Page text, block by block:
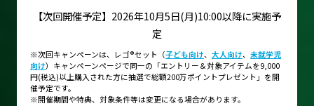
【次回開催予定】2026年10月5日(月)10:00以降に実施予
定
※次回キャンペーンは、レゴ®セット（子ども向け、 大人向け、 未就学児
向け）キャンペーンページで同一の「エントリー＆対象アイテムを9,000
円(税込)以上購入された方に抽選で総額200万ポイントプレゼント」を開
催予定です。
※開催期間や特典、対象条件等は変更になる場合があります。